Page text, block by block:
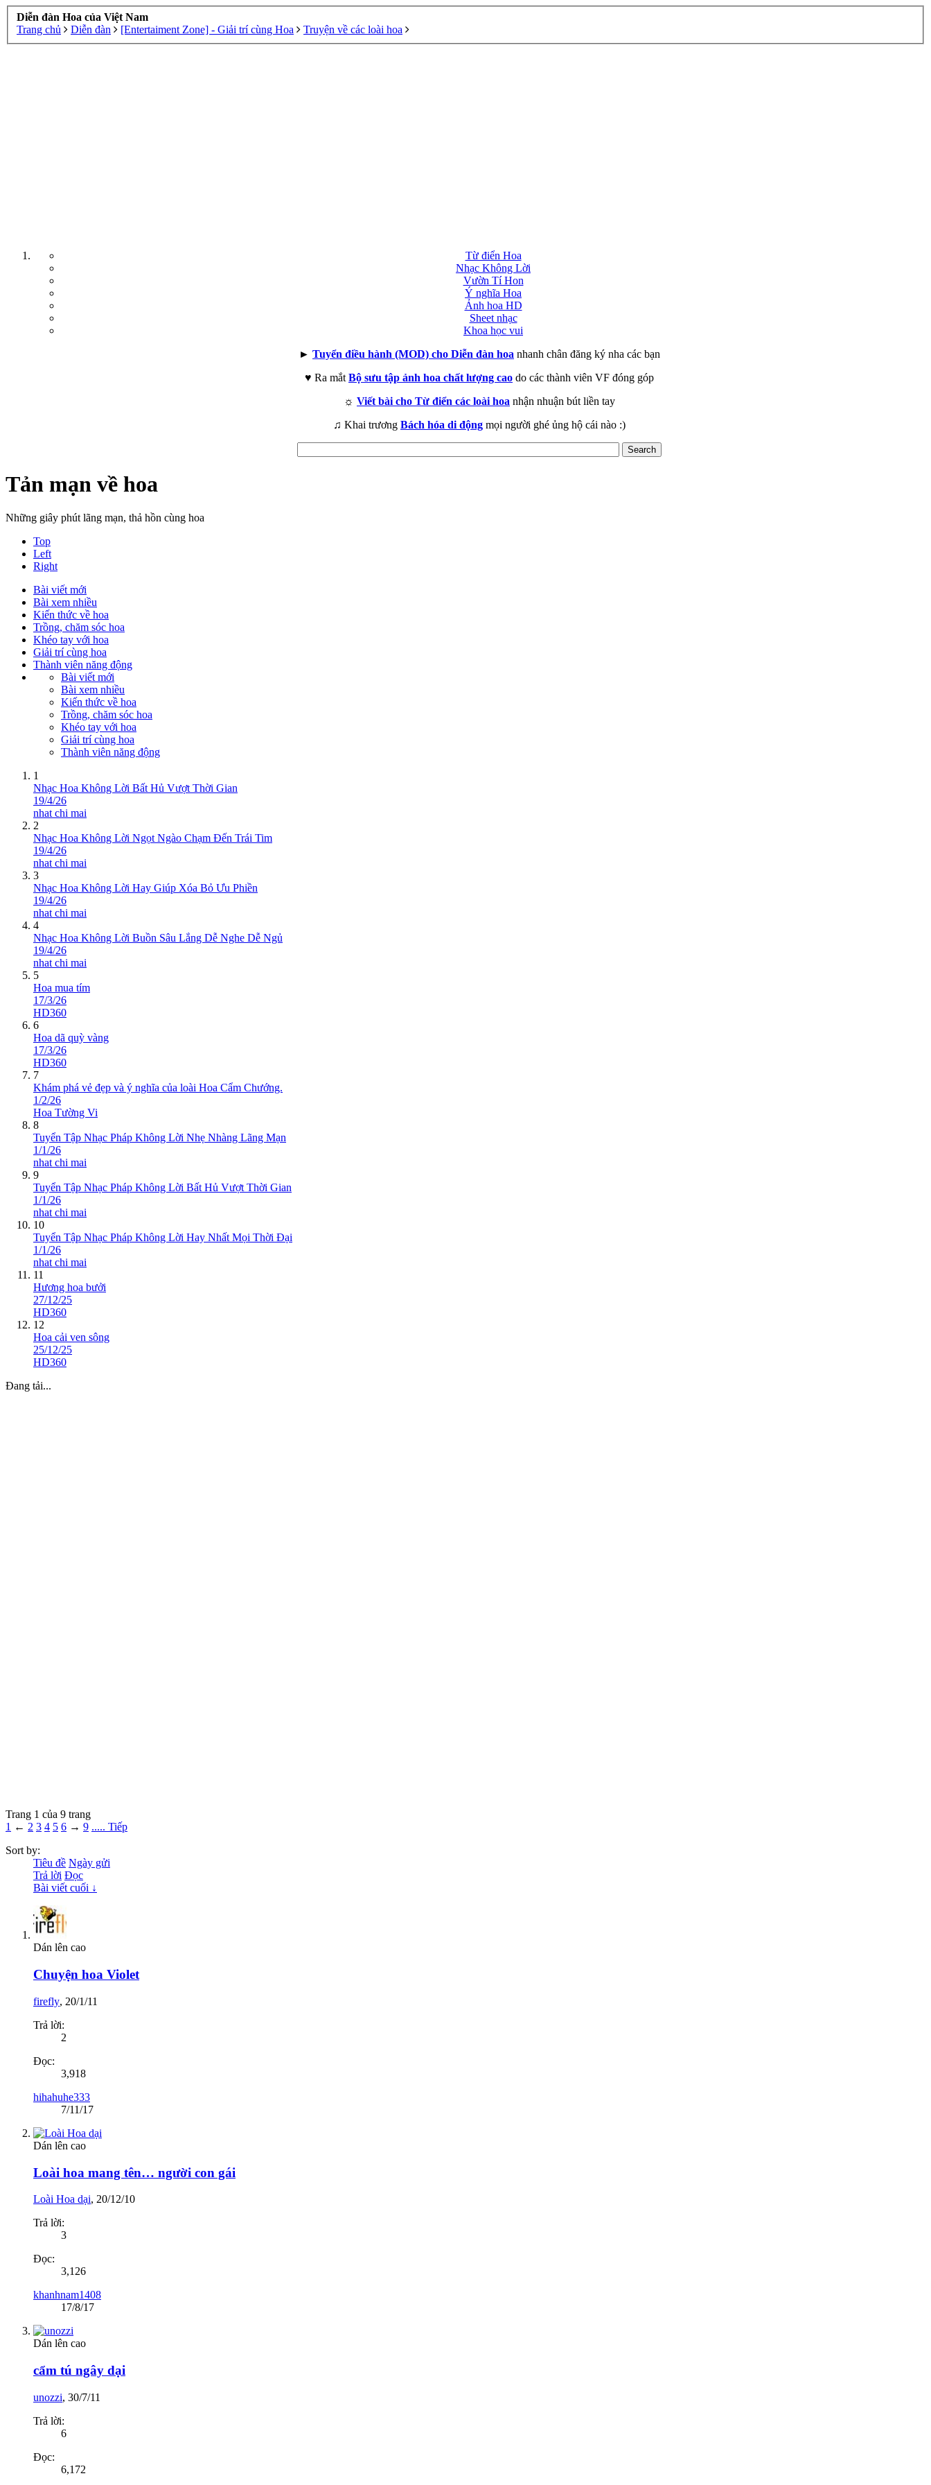
Diễn đàn Hoa của Việt Nam
Trang chủ
Diễn đàn [Entertaiment Zone] - Giải trí cùng Hoa Truyện về các loài hoa
Từ điển Hoa
Nhạc Không Lời
Vườn Tí Hon
Ý nghĩa Hoa
Ảnh hoa HD
Sheet nhạc
Khoa học vui
► Tuyển điều hành (MOD) cho Diễn đàn hoa nhanh chân đăng ký nha các bạn
♥ Ra mắt Bộ sưu tập ảnh hoa chất lượng cao do các thành viên VF đóng góp
☼ Viết bài cho Từ điển các loài hoa nhận nhuận bút liền tay
♫ Khai trương Bách hóa di động mọi người ghé ủng hộ cái nào :)
Tản mạn về hoa
Những giây phút lãng mạn, thả hồn cùng hoa
Top
Left
Right
Bài viết mới
Bài xem nhiều
Kiến thức về hoa
Trồng, chăm sóc hoa
Khéo tay với hoa
Giải trí cùng hoa
Thành viên năng động
Bài viết mới
Bài xem nhiều
Kiến thức về hoa
Trồng, chăm sóc hoa
Khéo tay với hoa
Giải trí cùng hoa
Thành viên năng động
1
Nhạc Hoa Không Lời Bất Hủ Vượt Thời Gian
19/4/26
nhat chi mai
2
Nhạc Hoa Không Lời Ngọt Ngào Chạm Đến Trái Tim
19/4/26
nhat chi mai
3
Nhạc Hoa Không Lời Hay Giúp Xóa Bỏ Ưu Phiền
19/4/26
nhat chi mai
4
Nhạc Hoa Không Lời Buồn Sâu Lắng Dễ Nghe Dễ Ngủ
19/4/26
nhat chi mai
5
Hoa mua tím
17/3/26
HD360
6
Hoa dã quỳ vàng
17/3/26
HD360
7
Khám phá vẻ đẹp và ý nghĩa của loài Hoa Cẩm Chướng.
1/2/26
Hoa Tường Vi
8
Tuyển Tập Nhạc Pháp Không Lời Nhẹ Nhàng Lãng Mạn
1/1/26
nhat chi mai
9
Tuyển Tập Nhạc Pháp Không Lời Bất Hủ Vượt Thời Gian
1/1/26
nhat chi mai
10
Tuyển Tập Nhạc Pháp Không Lời Hay Nhất Mọi Thời Đại
1/1/26
nhat chi mai
11
Hương hoa bưởi
27/12/25
HD360
12
Hoa cải ven sông
25/12/25
HD360
Đang tải...
Trang 1 của 9 trang
1 ← 2 3 4 5 6 → 9 ..... Tiếp
Sort by:
Tiêu đề Ngày gửi
Trả lời Đọc
Bài viết cuối ↓
Dán lên cao
Chuyện hoa Violet
firefly, 20/1/11
Trả lời:
2
Đọc:
3,918
hihahuhe333
7/11/17
Dán lên cao
Loài hoa mang tên… người con gái
Loài Hoa dại, 20/12/10
Trả lời:
3
Đọc:
3,126
khanhnam1408
17/8/17
Dán lên cao
cẩm tú ngây dại
unozzi, 30/7/11
Trả lời:
6
Đọc:
6,172